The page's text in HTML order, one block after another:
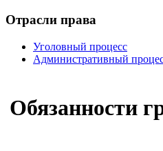
Отрасли права
Уголовный процесс
Административный
Обязанности